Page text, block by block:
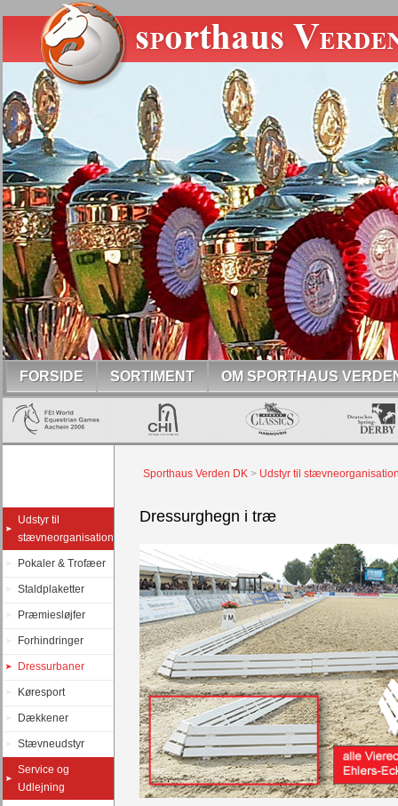
FORSIDE SORTIMENT OM SPORTHAUS
Udstyr til
stævneorganisation
Pokaler & Trofæer
Staldplaketter
Præmiesløjfer
Forhindringer
Dressurbaner
Køresport
Dækkener
Stævneudstyr
Service og
Udlejning
Sporthaus Verden DK> Udstyr til
Dressurghegn i træ